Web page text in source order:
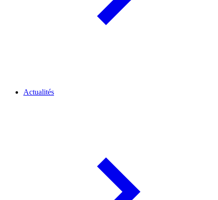
Actualités